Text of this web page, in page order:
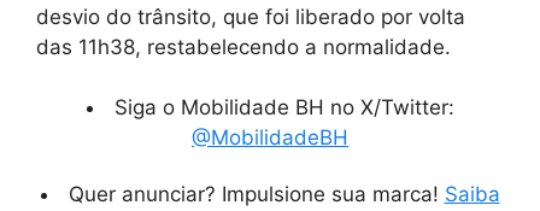
desvio do trânsito, que foi liberado por volta
das 11h38, restabelecendo a normalidade.
Siga o Mobilidade BH no X/Twitter:
@MobilidadeBH
Quer anunciar? Impulsione sua marca! Saiba